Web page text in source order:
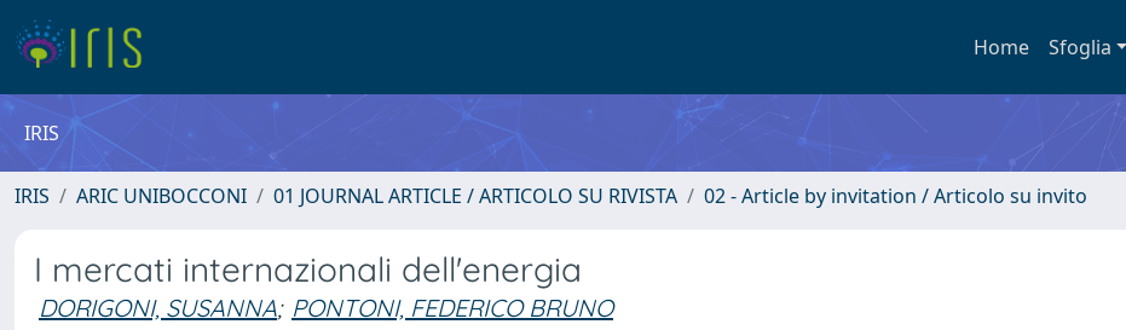
Home Sfoglia
IRIS
IRIS ARIC UNIBOCCONI 01 JOURNAL ARTICLE / ARTICOLO SU RIVISTA 02 - Article by invitation / Articolo su invito
I mercati internazionali dell'energia
DORIGONI, SUSANNA; PONTONI, FEDERICO BRUNO